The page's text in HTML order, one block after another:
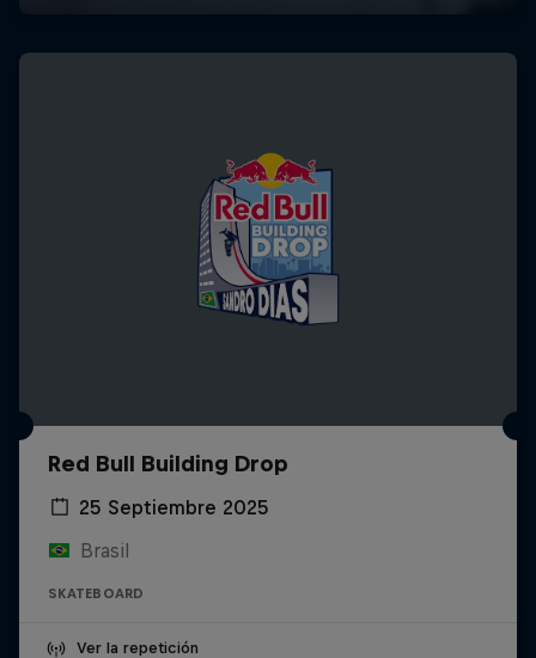
Red Bull Building Drop
25 Septiembre 2025
Brasil
SKATEBOARD
Ver la repetición